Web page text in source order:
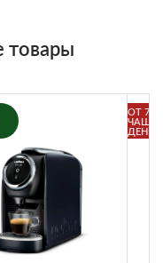
товары
ОТ 7-И
ДЕНЬ